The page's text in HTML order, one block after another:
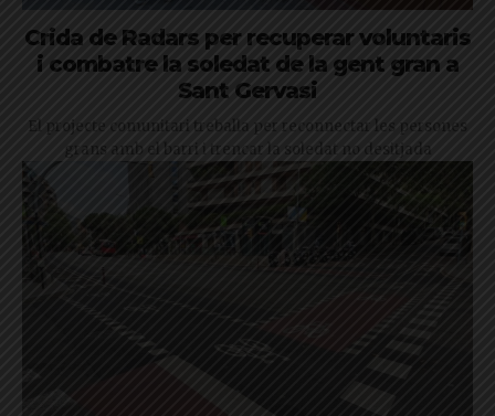
Crida de Radars per recuperar voluntaris
i combatre la soledat de la gent gran a
Sant Gervasi
El projecte comunitari treballa per reconnectar les persones
grans amb el barri i trencar la soledat no desitjada